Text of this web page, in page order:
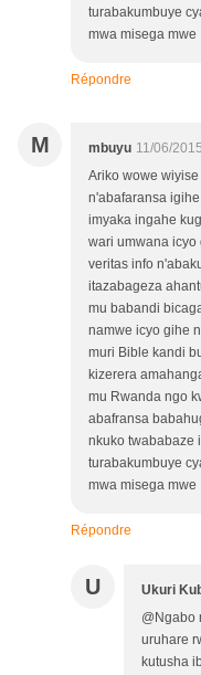
turabakumbuye
mwa misega mwe
Répondre
M mbuyu 11/06/
Ariko wowe
n'abafaransa
imyaka ingahe
wari umwana
veritas info
itazabageza
mu babandi
namwe icyo gihe
muri Bible kandi
kizerera
mu Rwanda ngo
abafransa
nkuko twababaze
turabakumbuye
mwa misega mwe
Répondre
U Ukuri
@Ngabo
uruhare
kutusha